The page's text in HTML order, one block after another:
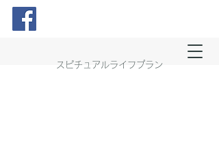
スピチュアルライフプラン